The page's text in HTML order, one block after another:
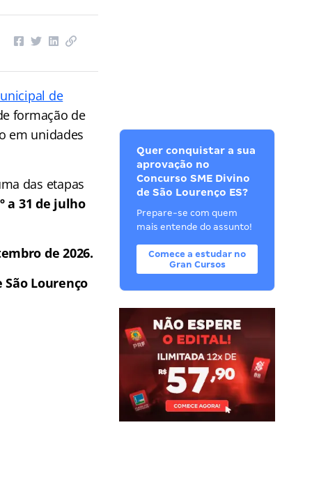
de
formação de
em unidades
das etapas
a 31 de julho
de 2026.
São Lourenço
Quer conquistar a sua
aprovação no
Concurso SME Divino
de São Lourenço ES?
Prepare-se com quem
mais entende do assunto!
Comece a estudar no
Gran Cursos